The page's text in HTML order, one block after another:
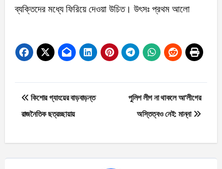
ব্যক্তিদের মধ্যে ফিরিয়ে দেওয়া উচিত। উৎসঃ প্রথম আলো
Post
navigation
কিশোর গ্যাংয়ের বাড়বাড়ন্ত
রাজনৈতিক ছত্রচ্ছায়ায়
পুলিশ লীগ না থাকলে আ’লীগের
অস্তিত্বও নেই: মান্না